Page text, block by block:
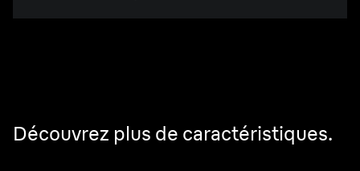
Découvrez plus de caractéristiques.